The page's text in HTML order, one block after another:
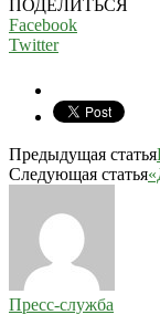
ПОДЕЛИТЬСЯ
Facebook
Twitter
Предыдущая статья
Следующая статья
Пресс-служба